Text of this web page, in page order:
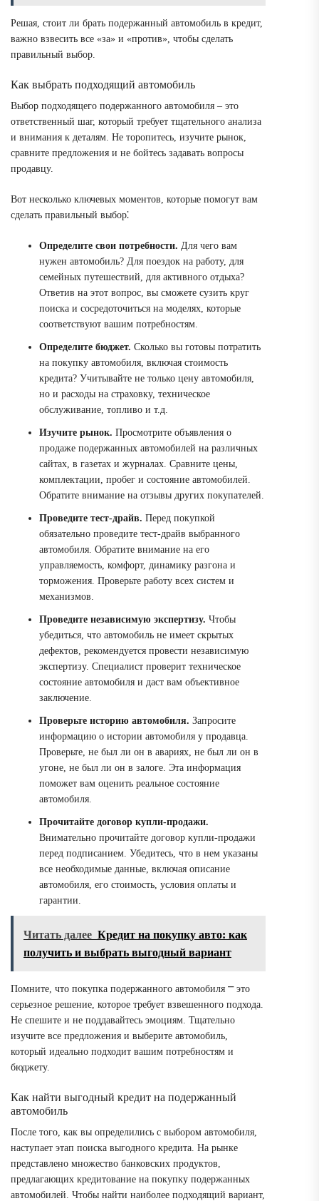
Решая, стоит ли брать подержанный автомобиль в кредит,
важно взвесить все «за» и «против», чтобы сделать
правильный выбор.
Как выбрать подходящий автомобиль
Выбор подходящего подержанного автомобиля – это
ответственный шаг, который требует тщательного анализа
и внимания к деталям. Не торопитесь, изучите рынок,
сравните предложения и не бойтесь задавать вопросы
продавцу.
Вот несколько ключевых моментов, которые помогут вам
сделать правильный выбор⁚
Определите свои потребности. Для чего вам
нужен автомобиль? Для поездок на работу, для
семейных путешествий, для активного отдыха?
Ответив на этот вопрос, вы сможете сузить круг
поиска и сосредоточиться на моделях, которые
соответствуют вашим потребностям.
Определите бюджет. Сколько вы готовы потратить
на покупку автомобиля, включая стоимость
кредита? Учитывайте не только цену автомобиля,
но и расходы на страховку, техническое
обслуживание, топливо и т.д.
Изучите рынок. Просмотрите объявления о
продаже подержанных автомобилей на различных
сайтах, в газетах и журналах. Сравните цены,
комплектации, пробег и состояние автомобилей.
Обратите внимание на отзывы других покупателей.
Проведите тест-драйв. Перед покупкой
обязательно проведите тест-драйв выбранного
автомобиля. Обратите внимание на его
управляемость, комфорт, динамику разгона и
торможения. Проверьте работу всех систем и
механизмов.
Проведите независимую экспертизу. Чтобы
убедиться, что автомобиль не имеет скрытых
дефектов, рекомендуется провести независимую
экспертизу. Специалист проверит техническое
состояние автомобиля и даст вам объективное
заключение.
Проверьте историю автомобиля. Запросите
информацию о истории автомобиля у продавца.
Проверьте, не был ли он в авариях, не был ли он в
угоне, не был ли он в залоге. Эта информация
поможет вам оценить реальное состояние
автомобиля.
Прочитайте договор купли-продажи.
Внимательно прочитайте договор купли-продажи
перед подписанием. Убедитесь, что в нем указаны
все необходимые данные, включая описание
автомобиля, его стоимость, условия оплаты и
гарантии.
Читать далее Кредит на покупку авто: как
получить и выбрать выгодный вариант
Помните, что покупка подержанного автомобиля ⎻ это
серьезное решение, которое требует взвешенного подхода.
Не спешите и не поддавайтесь эмоциям. Тщательно
изучите все предложения и выберите автомобиль,
который идеально подходит вашим потребностям и
бюджету.
Как найти выгодный кредит на подержанный
автомобиль
После того, как вы определились с выбором автомобиля,
наступает этап поиска выгодного кредита. На рынке
представлено множество банковских продуктов,
предлагающих кредитование на покупку подержанных
автомобилей. Чтобы найти наиболее подходящий вариант,